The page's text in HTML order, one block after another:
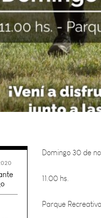
11.00 hs.
Parque Recreativo